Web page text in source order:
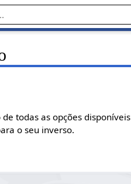
todas as opções
o seu inverso.